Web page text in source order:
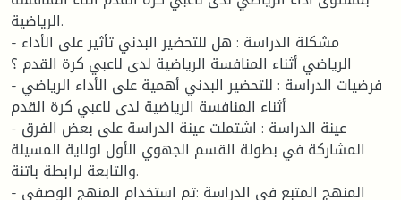
الرياضية.
- مشكلة الدراسة : هل للتحضير البدني تأثير على الأداء
الرياضي أثناء المنافسة الرياضية لدى لاعبي كرة القدم ؟
- فرضيات الدراسة : للتحضير البدني أهمية على الأداء الرياضي
أثناء المنافسة الرياضية لدى لاعبي كرة القدم
- عينة الدراسة : اشتملت عينة الدراسة على بعض الفرق
المشاركة في بطولة القسم الجهوي الأول لولاية المسيلة
والتابعة لرابطة باتنة.
- المنهج المتبع في الدراسة :تم استخدام المنهج الوصفي